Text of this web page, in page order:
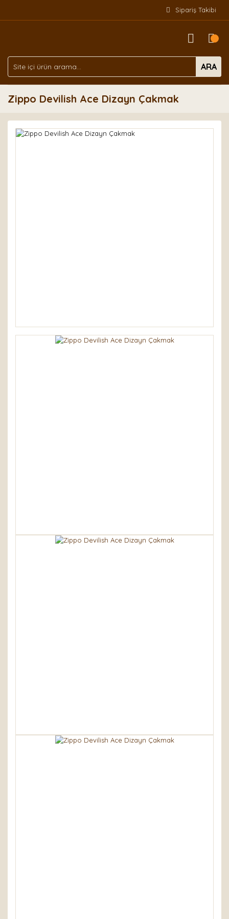
Sipariş Takibi
ARA
Zippo Devilish Ace Dizayn Çakmak